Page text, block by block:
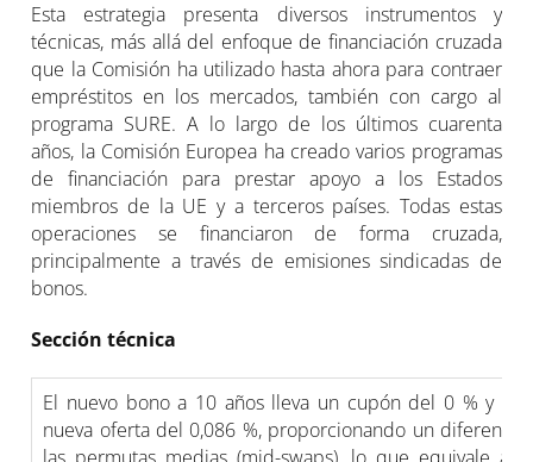
Esta estrategia presenta diversos instrumentos y
técnicas, más allá del enfoque de financiación cruzada
que la Comisión ha utilizado hasta ahora para contraer
empréstitos en los mercados, también con cargo al
programa SURE. A lo largo de los últimos cuarenta
años, la Comisión Europea ha creado varios programas
de financiación para prestar apoyo a los Estados
miembros de la UE y a terceros países. Todas estas
operaciones se financiaron de forma cruzada,
principalmente a través de emisiones sindicadas de
bonos.
Sección técnica
El nuevo bono a 10 años lleva un cupón del 0 % y
nueva oferta del 0,086 %, proporcionando un